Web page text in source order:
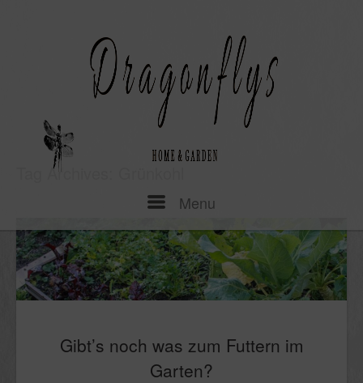
Menu
Tag Archives:
Gibt’s noch was zum Futtern im
Garten?